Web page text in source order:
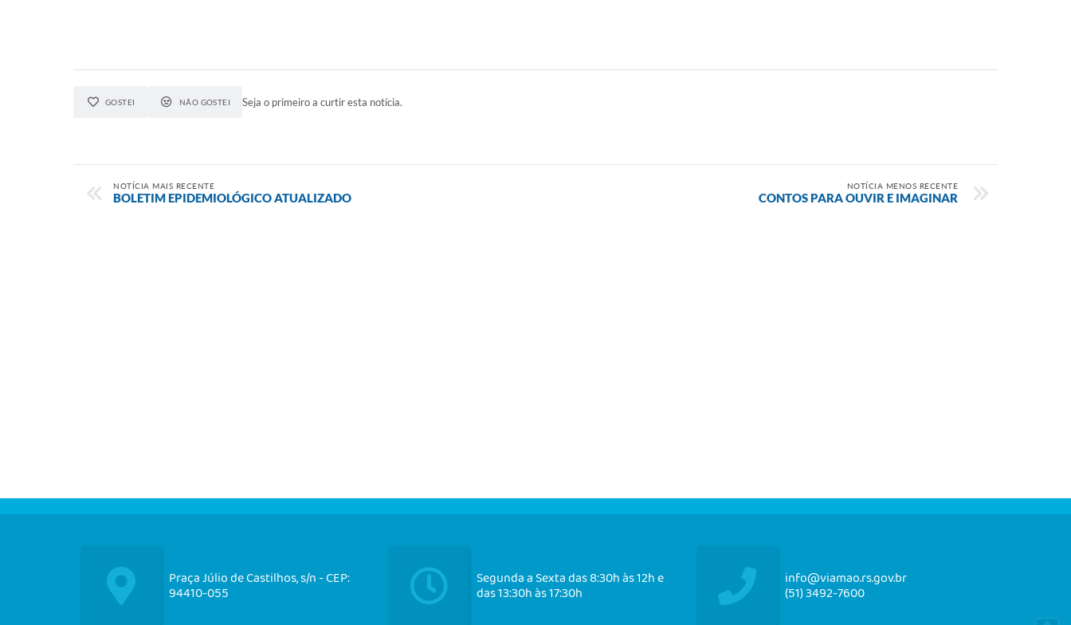
GOSTEI NÃO GOSTEI Seja o primeiro a curtir esta notícia.
NOTÍCIA MAIS RECENTE
BOLETIM EPIDEMIOLÓGICO ATUALIZADO
NOTÍCIA MENOS RECENTE
CONTOS PARA OUVIR E IMAGINAR
Praça Júlio de Castilhos, s/n - CEP:
94410-055
Segunda a Sexta das 8:30h às 12h e
das 13:30h às 17:30h
info@viamao.rs.gov.br
(51) 3492-7600